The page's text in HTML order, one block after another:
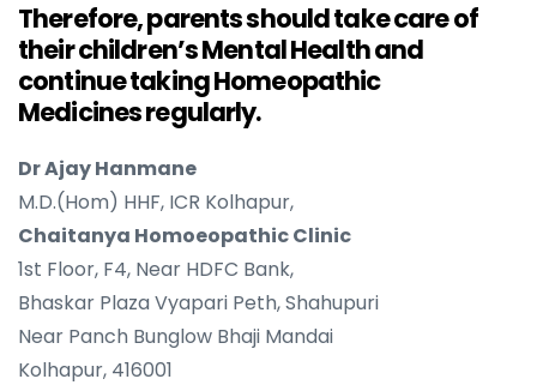
Therefore, parents should take care of
their children’s Mental Health and
continue taking Homeopathic
Medicines regularly.
Dr Ajay Hanmane
M.D.(Hom) HHF, ICR Kolhapur,
Chaitanya Homoeopathic Clinic
1st Floor, F4, Near HDFC Bank,
Bhaskar Plaza Vyapari Peth, Shahupuri
Near Panch Bunglow Bhaji Mandai
Kolhapur, 416001